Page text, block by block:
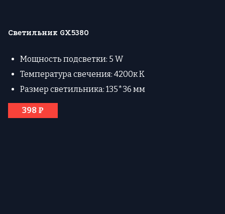
Светильник GX5380
Мощность подсветки: 5 W
Температура свечения: 4200к К
Размер светильника: 135*36 мм
398 ₽